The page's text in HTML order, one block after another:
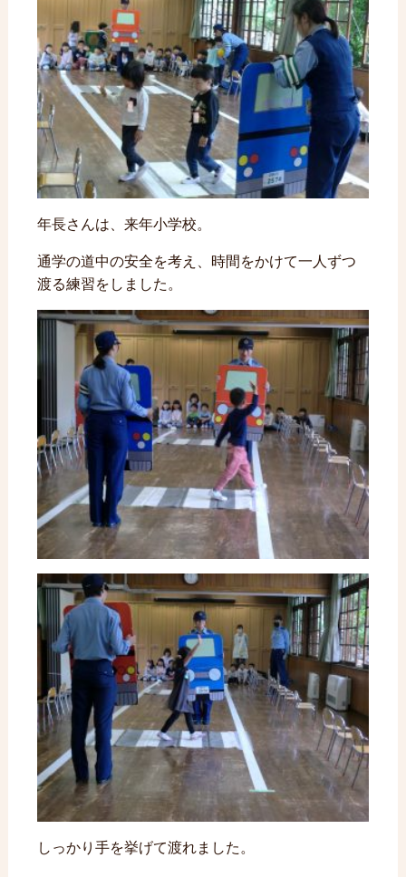
年長さんは、来年小学校。
通学の道中の安全を考え、時間をかけて一人ずつ
渡る練習をしました。
しっかり手を挙げて渡れました。